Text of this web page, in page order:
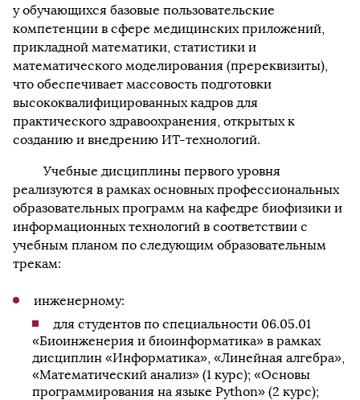
у обучающихся базовые пользовательские
компетенции в сфере медицинских приложений,
прикладной математики, статистики и
математического моделирования (пререквизиты),
что обеспечивает массовость подготовки
высококвалифицированных кадров для
практического здравоохранения, открытых к
созданию и внедрению ИТ-технологий.
Учебные дисциплины первого уровня
реализуются в рамках основных профессиональных
образовательных программ на кафедре биофизики и
информационных технологий в соответствии с
учебным планом по следующим образовательным
трекам:
инженерному:
для студентов по специальности 06.05.01
«Биоинженерия и биоинформатика» в рамках
дисциплин «Информатика», «Линейная алгебра»,
«Математический анализ» (1 курс); «Основы
программирования на языке Python» (2 курс);